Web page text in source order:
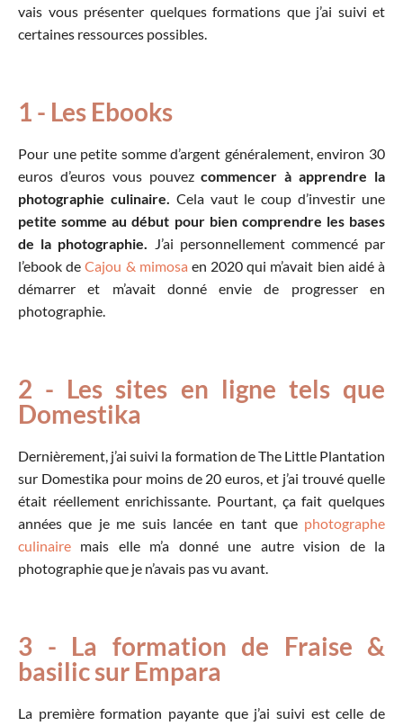
vais vous présenter quelques formations que j’ai suivi et
certaines ressources possibles.
1 - Les Ebooks
Pour une petite somme d’argent généralement, environ 30
euros d’euros vous pouvezcommencer à apprendre la
photographie culinaire. Cela vaut le coup d’investir une
petite somme au début pour bien comprendre les bases
de la photographie. J’ai personnellement commencé par
l’ebook deCajou & mimosa en 2020 qui m’avait bien aidé à
démarrer et m’avait donné envie de progresser en
photographie.
2 - Les sites en ligne tels que
Domestika
Dernièrement, j’ai suivi la formation de The Little Plantation
sur Domestika pour moins de 20 euros, et j’ai trouvé quelle
était réellement enrichissante. Pourtant, ça fait quelques
années que je me suis lancée en tant que photographe
culinaire mais elle m’a donné une autre vision de la
photographie que je n’avais pas vu avant.
3 - La formation de Fraise &
basilic sur Empara
La première formation payante que j’ai suivi est celle de